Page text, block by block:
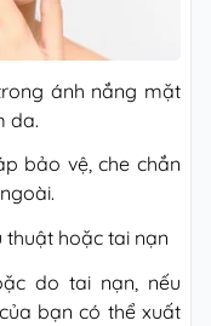
ánh nắng mặt
da.
bảo vệ, che chắn
hoặc tai nạn
do tai nạn, nếu
bạn có thể xuất